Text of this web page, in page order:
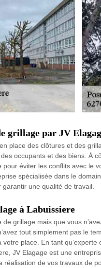
grillage par JV
place des clôtures et des
occupants et des biens. À
éviter les conflits avec le
spécialisée dans le
une qualité de travail.
à Labuissiere
grillage mais que vous
tout simplement pas le
place. En tant
JV Elagage est une
réalisation de vos travaux de